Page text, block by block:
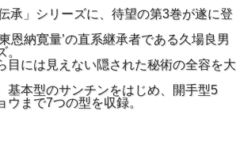
承」シリーズに、待望の第3巻が遂に登
恩納寛量’の直系継承者である久場良男
目には見えない隠された秘術の全容を大
基本型のサンチンをはじめ、開手型5
まで7つの型を収録。